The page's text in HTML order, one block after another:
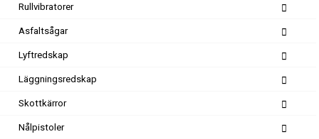
Rullvibratorer
Asfaltsågar
Lyftredskap
Läggningsredskap
Skottkärror
Nålpistoler